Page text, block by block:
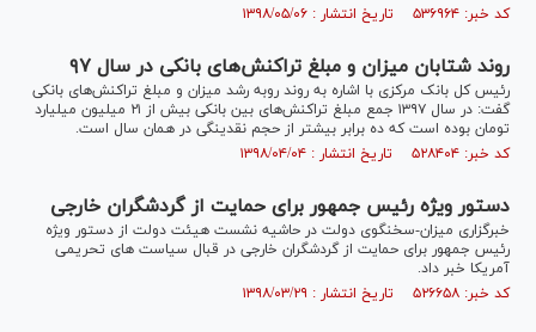
کد خبر: ۵۳۶۹۶۴ تاریخ انتشار : ۱۳۹۸/۰۵/۰۶
روند شتابان میزان و مبلغ تراکنش‌های بانکی در سال ۹۷
رئیس کل بانک مرکزی با اشاره به روند روبه رشد میزان و مبلغ تراکنش‌های بانکی
گفت: در سال ۱۳۹۷ جمع مبلغ تراکنش‌های بین بانکی بیش از ۲۱ میلیون میلیارد
تومان بوده است که ده برابر بیشتر از حجم نقدینگی در همان سال است.
کد خبر: ۵۲۸۴۰۴ تاریخ انتشار : ۱۳۹۸/۰۴/۰۴
دستور ویژه رئیس جمهور برای حمایت از گردشگران خارجی
خبرگزاری میزان-سخنگوی دولت در حاشیه نشست هیئت دولت از دستور ویژه
رئیس جمهور برای حمایت از گردشگران خارجی در قبال سیاست های تحریمی
آمریکا خبر داد.
کد خبر: ۵۲۶۶۵۸ تاریخ انتشار : ۱۳۹۸/۰۳/۲۹